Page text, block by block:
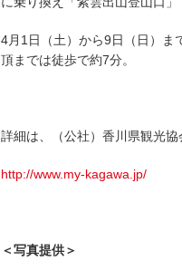
4月1日（土）から9日（日）ま
頂までは徒歩で約7分。
詳細は、（公社）香川県観光協
http://www.my-kagawa.jp/
＜写真提供＞